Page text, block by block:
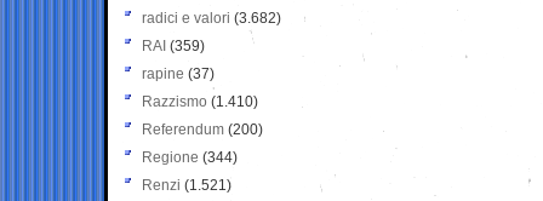
radici e valori (3.682)
RAI (359)
rapine (37)
Razzismo (1.410)
Referendum (200)
Regione (344)
Renzi (1.521)